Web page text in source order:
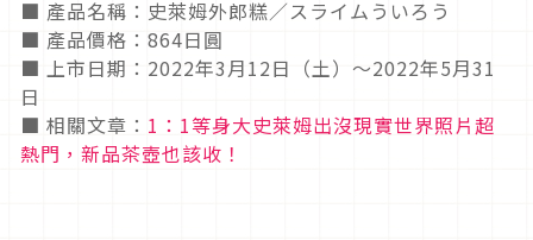
■ 產品名稱：史萊姆外郎糕／スライムういろう
■ 產品價格：864日圓
■ 上市日期：2022年3月12日（土）～2022年5月31
日
■ 相關文章： 1：1等身大史萊姆出沒現實世界照片超
熱門，新品茶壺也該收！